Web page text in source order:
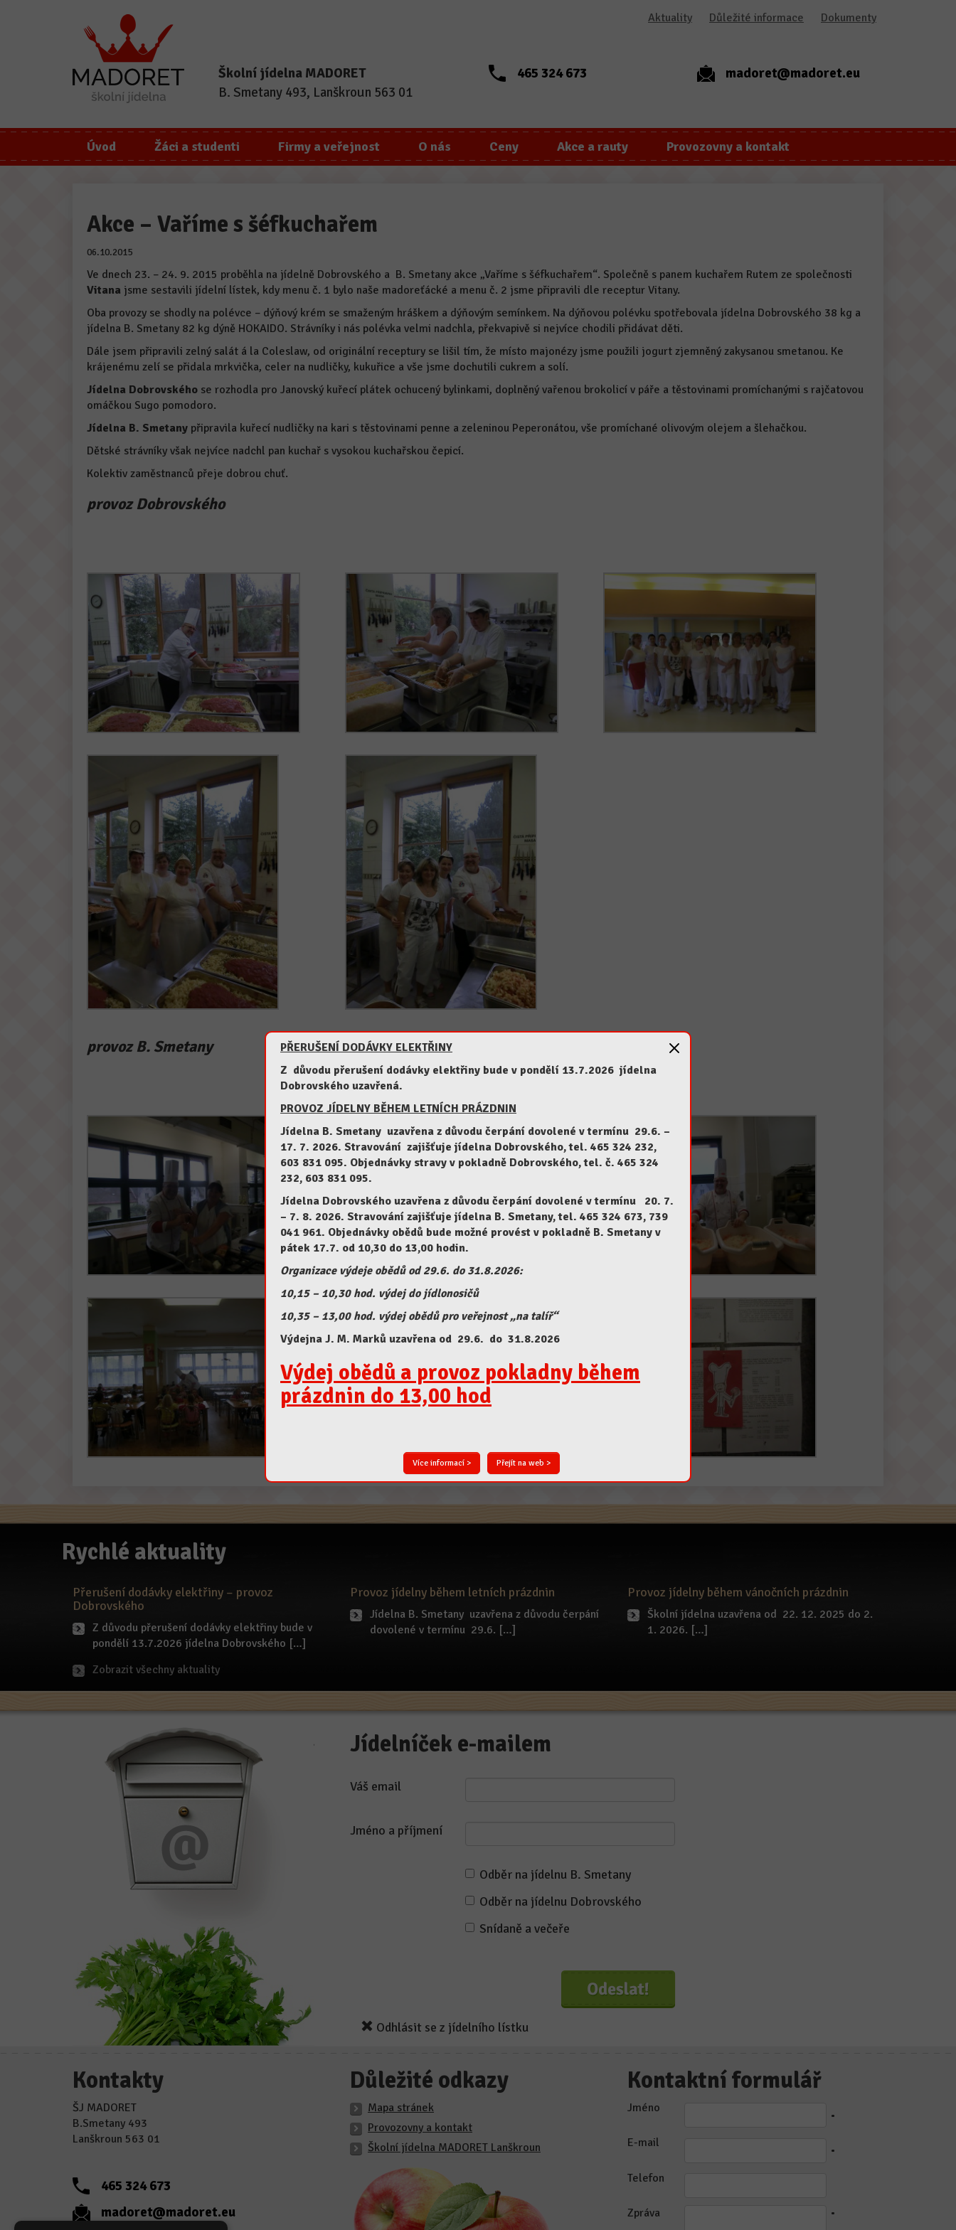
PŘERUŠENÍ DODÁVKY ELEKTŘINY
Z důvodu přerušení dodávky elektřiny bude v pondělí 13.7.2026 jídelna
Dobrovského uzavřená.
PROVOZ JÍDELNY BĚHEM LETNÍCH PRÁZDNIN
Jídelna B. Smetany uzavřena z důvodu čerpání dovolené v termínu 29.6. –
17. 7. 2026. Stravování zajišťuje jídelna Dobrovského, tel. 465 324 232,
603 831 095. Objednávky stravy v pokladně Dobrovského, tel. č. 465 324
232, 603 831 095.
Jídelna Dobrovského uzavřena z důvodu čerpání dovolené v termínu 20. 7.
– 7. 8. 2026. Stravování zajišťuje jídelna B. Smetany, tel. 465 324 673, 739
041 961. Objednávky obědů bude možné provést v pokladně B. Smetany v
pátek 17.7. od 10,30 do 13,00 hodin.
Organizace výdeje obědů od 29.6. do 31.8.2026:
10,15 – 10,30 hod. výdej do jídlonosičů
10,35 – 13,00 hod. výdej obědů pro veřejnost „na talíř“
Výdejna J. M. Marků uzavřena od 29.6. do 31.8.2026
Výdej obědů a provoz pokladny během
prázdnin do 13,00 hod
Více informací > Přejít na web >
Školní jídelna MADORET
B. Smetany 493, Lanškroun 563 01
Aktuality Důležité informace Dokumenty
465 324 673 madoret@madoret.eu
Úvod Žáci a studenti Firmy a veřejnost O nás Ceny Akce a rauty Provozovny a kontakt
Akce – Vaříme s šéfkuchařem
06.10.2015
Ve dnech 23. – 24. 9. 2015 proběhla na jídelně Dobrovského a B. Smetany akce „Vaříme s šéfkuchařem“. Společně s panem kuchařem Rutem ze společnosti
Vitana jsme sestavili jídelní lístek, kdy menu č. 1 bylo naše madoreťácké a menu č. 2 jsme připravili dle receptur Vitany.
Oba provozy se shodly na polévce – dýňový krém se smaženým hráškem a dýňovým semínkem. Na dýňovou polévku spotřebovala jídelna Dobrovského 38 kg a
jídelna B. Smetany 82 kg dýně HOKAIDO. Strávníky i nás polévka velmi nadchla, překvapivě si nejvíce chodili přidávat děti.
Dále jsem připravili zelný salát á la Coleslaw, od originální receptury se lišil tím, že místo majonézy jsme použili jogurt zjemněný zakysanou smetanou. Ke
krájenému zelí se přidala mrkvička, celer na nudličky, kukuřice a vše jsme dochutili cukrem a solí.
Jídelna Dobrovského se rozhodla pro Janovský kuřecí plátek ochucený bylinkami, doplněný vařenou brokolicí v páře a těstovinami promíchanými s rajčatovou
omáčkou Sugo pomodoro.
Jídelna B. Smetany připravila kuřecí nudličky na kari s těstovinami penne a zeleninou Peperonátou, vše promíchané olivovým olejem a šlehačkou.
Dětské strávníky však nejvíce nadchl pan kuchař s vysokou kuchařskou čepicí.
Kolektiv zaměstnanců přeje dobrou chuť.
provoz Dobrovského
provoz B. Smetany
Rychlé aktuality
Přerušení dodávky elektřiny – provoz
Dobrovského
Z důvodu přerušení dodávky elektřiny bude v
pondělí 13.7.2026 jídelna Dobrovského […]
Provoz jídelny během letních prázdnin
Jídelna B. Smetany uzavřena z důvodu čerpání
dovolené v termínu 29.6. […]
Provoz jídelny během vánočních prázdnin
Školní jídelna uzavřena od 22. 12. 2025 do 2.
1. 2026. […]
Zobrazit všechny aktuality
Jídelníček e-mailem
Váš email
Jméno a příjmení
Odběr na jídelnu B. Smetany
Odběr na jídelnu Dobrovského
Snídaně a večeře
Odhlásit se z jídelního lístku
Kontakty
ŠJ MADORET
B.Smetany 493
Lanškroun 563 01
465 324 673
madoret@madoret.eu
Důležité odkazy
Mapa stránek
Provozovny a kontakt
Školní jídelna MADORET Lanškroun
Kontaktní formulář
Jméno
•
E-mail
•
Telefon
Zpráva •